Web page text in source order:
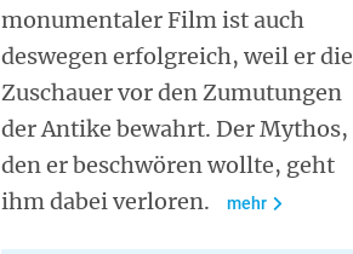
monumentaler Film ist auch
deswegen erfolgreich, weil er die
Zuschauer vor den Zumutungen
der Antike bewahrt. Der Mythos,
den er beschwören wollte, geht
ihm dabei verloren.
mehr